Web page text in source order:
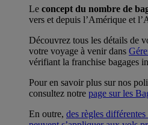
Le concept du nombre de
vers et depuis l’Amérique et
Découvrez tous les détails de
votre voyage à venir dans
vérifiant la franchise bagages
Pour en savoir plus sur nos
consultez notre page sur les
En outre, des règles